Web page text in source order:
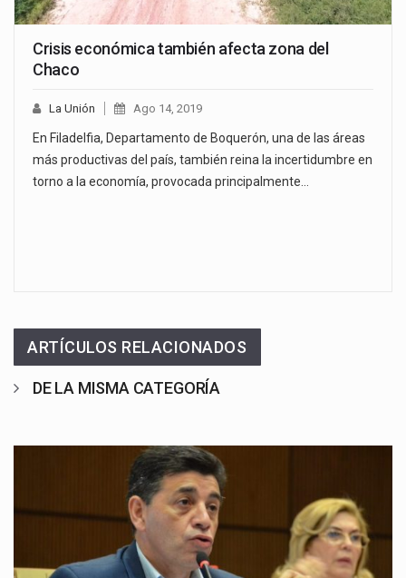
Crisis económica también afecta zona del
Chaco
La Unión Ago 14, 2019
En Filadelfia, Departamento de Boquerón, una de las áreas
más productivas del país, también reina la incertidumbre en
torno a la economía, provocada principalmente…
ARTÍCULOS RELACIONADOS
DE LA MISMA CATEGORÍA